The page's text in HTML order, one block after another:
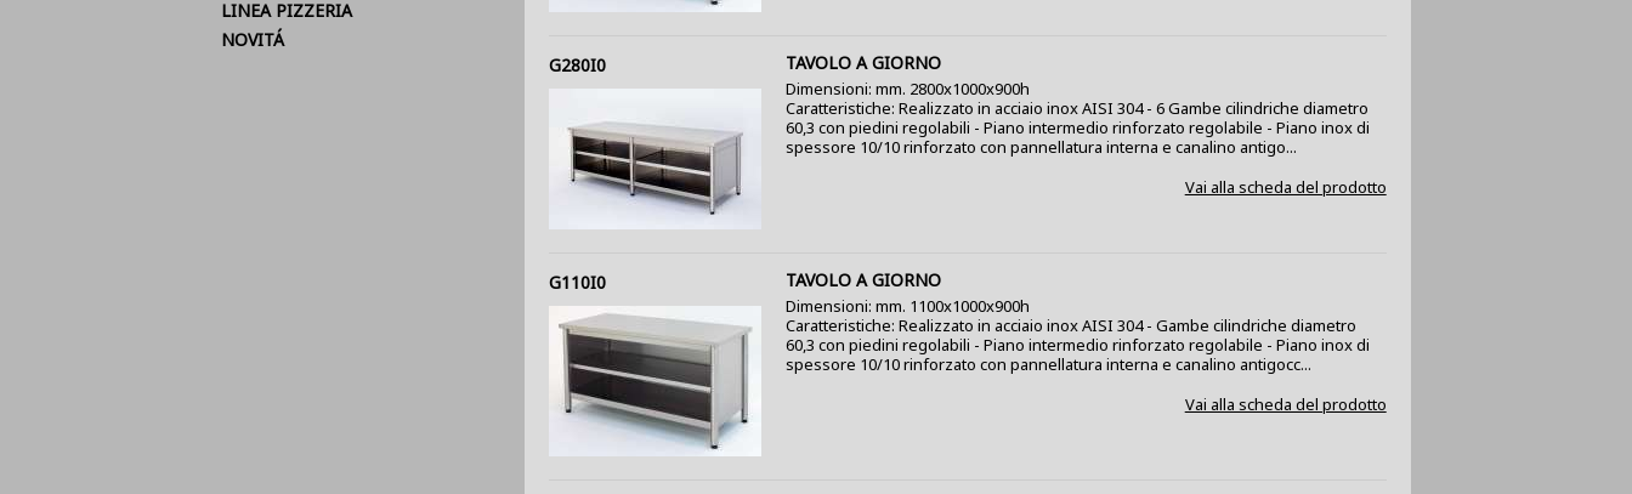
G280I0 TAVOLO A GIORNO
Dimensioni: mm. 2800x1000x900h
Caratteristiche: Realizzato in acciaio inox AISI 304 - 6 Gambe cilindriche diametro
60,3 con piedini regolabili - Piano intermedio rinforzato regolabile - Piano inox di
spessore 10/10 rinforzato con pannellatura interna e canalino antigo...
Vai alla scheda del prodotto
G110I0 TAVOLO A GIORNO
Dimensioni: mm. 1100x1000x900h
Caratteristiche: Realizzato in acciaio inox AISI 304 - Gambe cilindriche diametro
60,3 con piedini regolabili - Piano intermedio rinforzato regolabile - Piano inox di
spessore 10/10 rinforzato con pannellatura interna e canalino antigocc...
Vai alla scheda del prodotto
LINEA PIZZERIA
NOVITÁ